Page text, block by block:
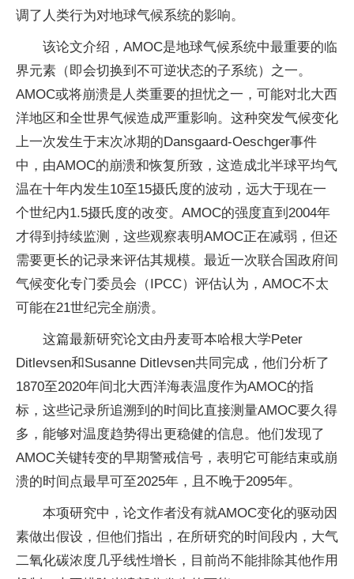
调了人类行为对地球气候系统的影响。
该论文介绍，AMOC是地球气候系统中最重要的临
界元素（即会切换到不可逆状态的子系统）之一。
AMOC或将崩溃是人类重要的担忧之一，可能对北大西
洋地区和全世界气候造成严重影响。这种突发气候变化
上一次发生于末次冰期的Dansgaard-Oeschger事件
中，由AMOC的崩溃和恢复所致，这造成北半球平均气
温在十年内发生10至15摄氏度的波动，远大于现在一
个世纪内1.5摄氏度的改变。AMOC的强度直到2004年
才得到持续监测，这些观察表明AMOC正在减弱，但还
需要更长的记录来评估其规模。最近一次联合国政府间
气候变化专门委员会（IPCC）评估认为，AMOC不太
可能在21世纪完全崩溃。
这篇最新研究论文由丹麦哥本哈根大学Peter
Ditlevsen和Susanne Ditlevsen共同完成，他们分析了
1870至2020年间北大西洋海表温度作为AMOC的指
标，这些记录所追溯到的时间比直接测量AMOC要久得
多，能够对温度趋势得出更稳健的信息。他们发现了
AMOC关键转变的早期警戒信号，表明它可能结束或崩
溃的时间点最早可至2025年，且不晚于2095年。
本项研究中，论文作者没有就AMOC变化的驱动因
素做出假设，但他们指出，在所研究的时间段内，大气
二氧化碳浓度几乎线性增长，目前尚不能排除其他作用